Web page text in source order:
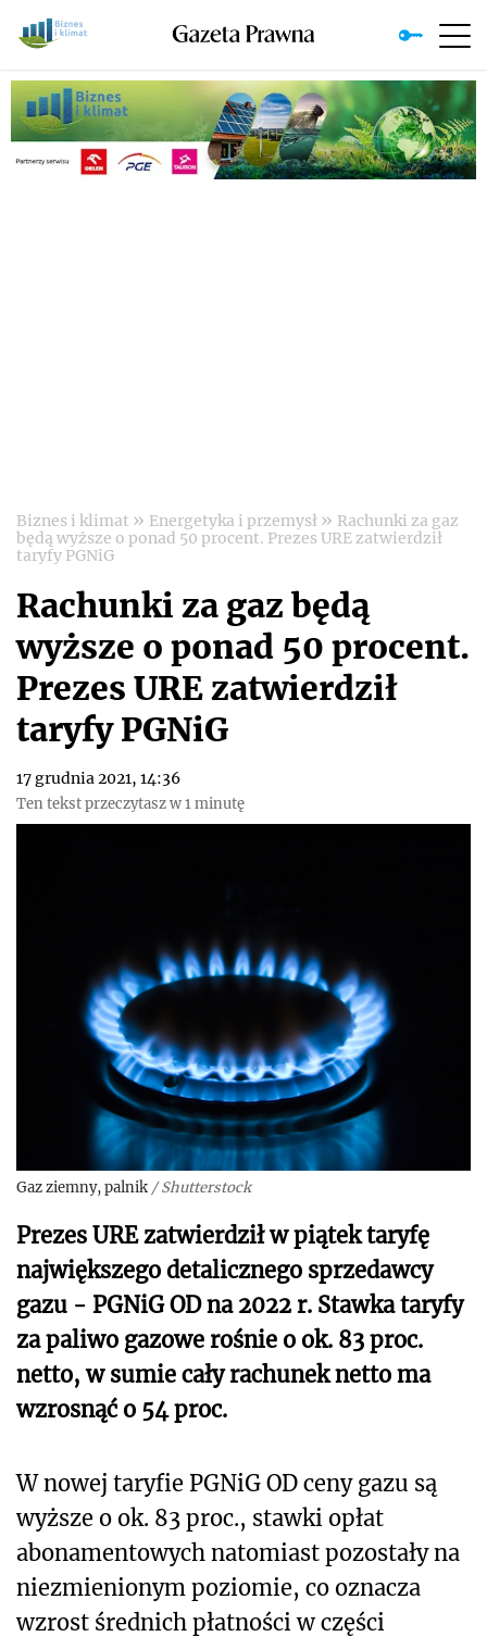
Biznes i klimat » Energetyka i przemysł » Rachunki za gaz
będą wyższe o ponad 50 procent. Prezes URE zatwierdził
taryfy PGNiG
Rachunki za gaz będą
wyższe o ponad 50 procent.
Prezes URE zatwierdził
taryfy PGNiG
17 grudnia 2021, 14:36
Ten tekst przeczytasz w 1 minutę
Gaz ziemny, palnik / Shutterstock
Prezes URE zatwierdził w piątek taryfę
największego detalicznego sprzedawcy
gazu - PGNiG OD na 2022 r. Stawka taryfy
za paliwo gazowe rośnie o ok. 83 proc.
netto, w sumie cały rachunek netto ma
wzrosnąć o 54 proc.
W nowej taryfie PGNiG OD ceny gazu są
wyższe o ok. 83 proc., stawki opłat
abonamentowych natomiast pozostały na
niezmienionym poziomie, co oznacza
wzrost średnich płatności w części